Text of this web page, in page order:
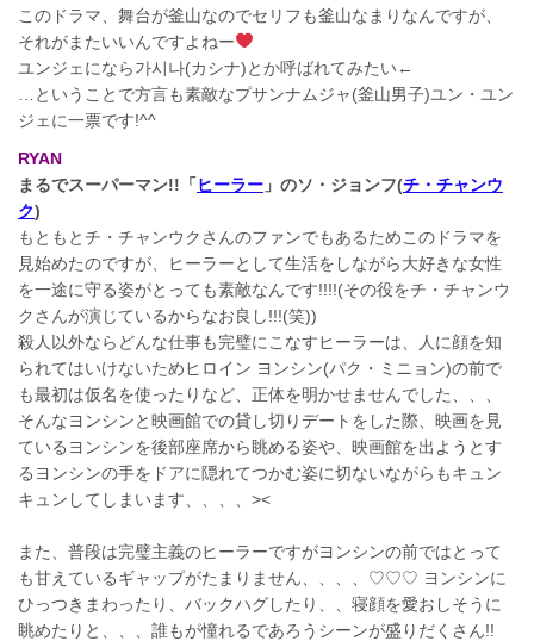
このドラマ、舞台が釜山なのでセリフも釜山なまりなんですが、
それがまたいいんですよねー
ユンジェになら가시나(カシナ)とか呼ばれてみたい←
…ということで方言も素敵なプサンナムジャ(釜山男子)ユン・ユン
ジェに一票です!^^
RYAN
まるでスーパーマン!!「 ヒーラー 」のソ・ジョンフ(チ・チャンウ
ク)
もともとチ・チャンウクさんのファンでもあるためこのドラマを
見始めたのですが、ヒーラーとして生活をしながら大好きな女性
を一途に守る姿がとっても素敵なんです!!!!(その役をチ・チャンウ
クさんが演じているからなお良し!!!(笑))
殺人以外ならどんな仕事も完璧にこなすヒーラーは、人に顔を知
られてはいけないためヒロイン ヨンシン(パク・ミニョン)の前で
も最初は仮名を使ったりなど、正体を明かせませんでした、、、
そんなヨンシンと映画館での貸し切りデートをした際、映画を見
ているヨンシンを後部座席から眺める姿や、映画館を出ようとす
るヨンシンの手をドアに隠れてつかむ姿に切ないながらもキュン
キュンしてしまいます、、、、><
また、普段は完璧主義のヒーラーですがヨンシンの前ではとって
も甘えているギャップがたまりません、、、、♡♡♡ ヨンシンに
ひっつきまわったり、バックハグしたり、、寝顔を愛おしそうに
眺めたりと、、、誰もが憧れるであろうシーンが盛りだくさん!!